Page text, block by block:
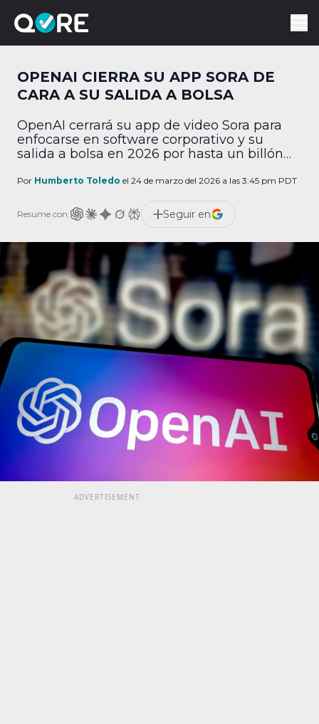
OPENAI CIERRA SU APP SORA DE
CARA A SU SALIDA A BOLSA
OpenAI cerrará su app de video Sora para
enfocarse en software corporativo y su
salida a bolsa en 2026 por hasta un billón
Por Humberto Toledo el 24 de marzo del 2026 a las 3:45 pm PDT
Resume con: Seguir en